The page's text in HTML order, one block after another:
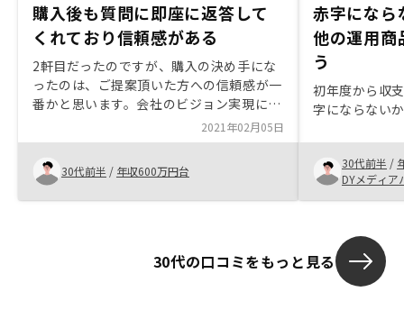
購入後も質問に即座に返答して
くれており信頼感がある
2軒目だったのですが、購入の決め手にな
ったのは、ご提案頂いた方への信頼感が一
番かと思います。会社のビジョン実現に向
けて相当の熱量を持っておられたこと、ま
た、ご自身の原体験を踏まえられてのご提
案…など、信頼感を感じやすかったです。
ちなみに、購入後の各種質問についても、
担当頂いている営業の方からスピーディに
2021年02月05日
30代前半 / 年収600万円台
赤字になら
他の運用商
う
初年度から収
字にならない
30代前半 /
DYメディア
30代の口コミをもっと見る